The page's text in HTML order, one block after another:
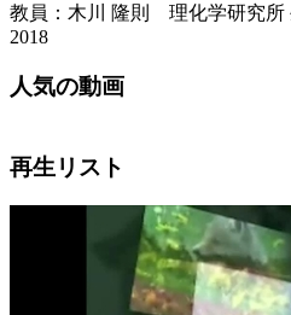
教員：木川 隆則 理化学研究所
2018
人気の動画
再生リスト